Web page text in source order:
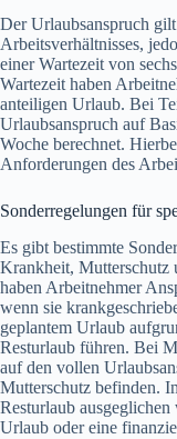
Der Urlaubsanspruch
Arbeitsverhältnisses,
einer Wartezeit von
Wartezeit haben
anteiligen Urlaub. Bei
Urlaubsanspruch auf
Woche berechnet.
Anforderungen des
Sonderregelungen für
Es gibt bestimmte
Krankheit,
haben Arbeitnehmer
wenn sie
geplantem Urlaub
Resturlaub führen. Bei
auf den vollen
Mutterschutz befinden.
Resturlaub
Urlaub oder eine